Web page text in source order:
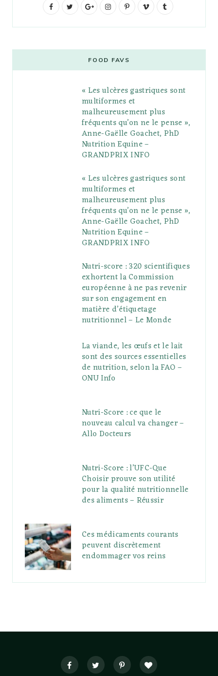
F
b
t
G
g
l
e
P
l
s
I
t
a
g
r
a
m
P
e
r
e
s
V
o
l
r
FOOD FAVS
« Les ulcères gastriques sont
multiformes et
malheureusement plus
fréquents qu’on ne le pense »,
Anne-Gaëlle Goachet, PhD
Nutrition Equine –
GRANDPRIX INFO
« Les ulcères gastriques sont
multiformes et
malheureusement plus
fréquents qu’on ne le pense »,
Anne-Gaëlle Goachet, PhD
Nutrition Equine –
GRANDPRIX INFO
Nutri-score : 320 scientifiques
exhortent la Commission
européenne à ne pas revenir
sur son engagement en
matière d’étiquetage
nutritionnel – Le Monde
La viande, les œufs et le lait
sont des sources essentielles
de nutrition, selon la FAO –
ONU Info
Nutri-Score : ce que le
nouveau calcul va changer –
Allo Docteurs
Nutri-Score : l’UFC-Que
Choisir prouve son utilité
pour la qualité nutritionnelle
des aliments – Réussir
Ces médicaments courants
peuvent discrètement
endommager vos reins